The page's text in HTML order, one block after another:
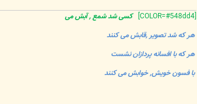
[COLOR=#548dd4]
کسی شد شمع , آبش می
هر که شد تصویر ,قابش می کنند
هر که با افسانه پردازان نشست
با فسون خویش, خوابش می کنند